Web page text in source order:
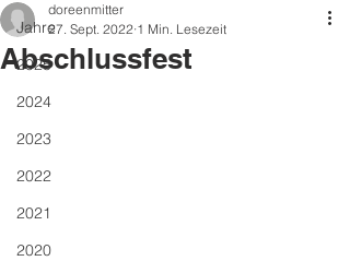
Jahre
2025
2024
2023
2022
2021
2020
Abschlussfest
doreenmitter
27. Sept. 2022 1 Min. Lesezeit